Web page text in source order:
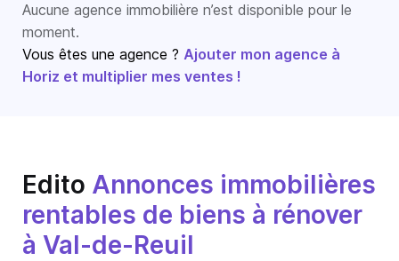
Aucune agence immobilière n’est disponible pour le
moment.
Vous êtes une agence ? Ajouter mon agence à
Horiz et multiplier mes ventes !
Edito Annonces immobilières
rentables de biens à rénover
à Val-de-Reuil